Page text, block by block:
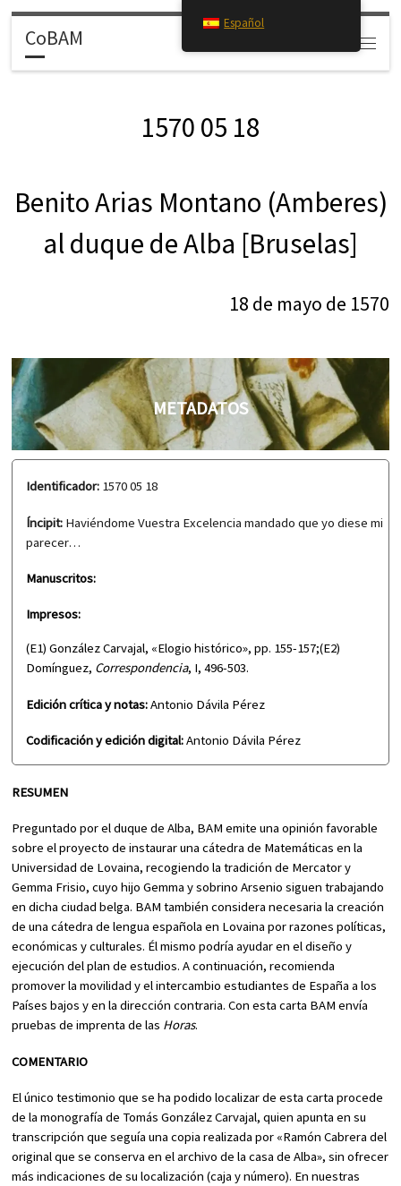
CoBAM
Search
1570 05 18
Benito Arias Montano (Amberes)
al duque de Alba [Bruselas]
18 de mayo de 1570
METADATOS
Identificador: 1570 05 18
Íncipit: Haviéndome Vuestra Excelencia mandado que yo diese mi
parecer…
Manuscritos:
Impresos:
(E1) González Carvajal, «Elogio histórico», pp. 155-157;(E2)
Domínguez, Correspondencia, I, 496-503.
Edición crítica y notas:Antonio Dávila Pérez
Codificación y edición digital:Antonio Dávila Pérez
RESUMEN
Preguntado por el duque de Alba, BAM emite una opinión favorable
sobre el proyecto de instaurar una cátedra de Matemáticas en la
Universidad de Lovaina, recogiendo la tradición de Mercator y
Gemma Frisio, cuyo hijo Gemma y sobrino Arsenio siguen trabajando
en dicha ciudad belga. BAM también considera necesaria la creación
de una cátedra de lengua española en Lovaina por razones políticas,
económicas y culturales. Él mismo podría ayudar en el diseño y
ejecución del plan de estudios. A continuación, recomienda
promover la movilidad y el intercambio estudiantes de España a los
Países bajos y en la dirección contraria. Con esta carta BAM envía
pruebas de imprenta de las Horas.
COMENTARIO
El único testimonio que se ha podido localizar de esta carta procede
de la monografía de Tomás González Carvajal, quien apunta en su
transcripción que seguía una copia realizada por «Ramón Cabrera del
original que se conserva en el archivo de la casa de Alba», sin ofrecer
más indicaciones de su localización (caja y número). En nuestras
Español